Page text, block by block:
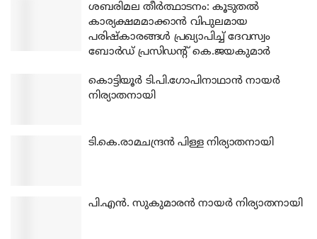
ശബരിമല തീര്‍ത്ഥാടനം: കൂടുതല്‍
കാര്യക്ഷമമാക്കാന്‍ വിപുലമായ
പരിഷ്‌കാരങ്ങള്‍ പ്രഖ്യാപിച്ച് ദേവസ്വം
ബോര്‍ഡ് പ്രസിഡന്റ് കെ.ജയകുമാര്‍
കൊട്ടിയൂര്‍ ടി.പി.ഗോപിനാഥാന്‍ നായര്‍
നിര്യാതനായി
ടി.കെ.രാമചന്ദ്രന്‍ പിള്ള നിര്യാതനായി
പി.എന്‍. സുകുമാരന്‍ നായര്‍ നിര്യാതനായി